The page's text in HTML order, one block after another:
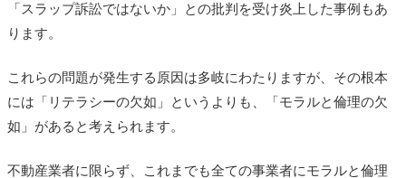
「スラップ訴訟ではないか」との批判を受け炎上した事例もあ
ります。
これらの問題が発生する原因は多岐にわたりますが、その根本
には「リテラシーの欠如」というよりも、「モラルと倫理の欠
如」があると考えられます。
不動産業者に限らず、これまでも全ての事業者にモラルと倫理